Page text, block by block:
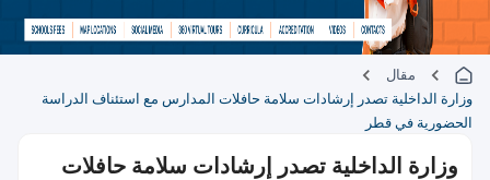
مقال
وزارة الداخلية تصدر إرشادات سلامة حافلات المدارس مع استئناف الدراسة
الحضورية في قطر
وزارة الداخلية تصدر إرشادات سلامة حافلات